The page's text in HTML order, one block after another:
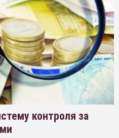
контроля за